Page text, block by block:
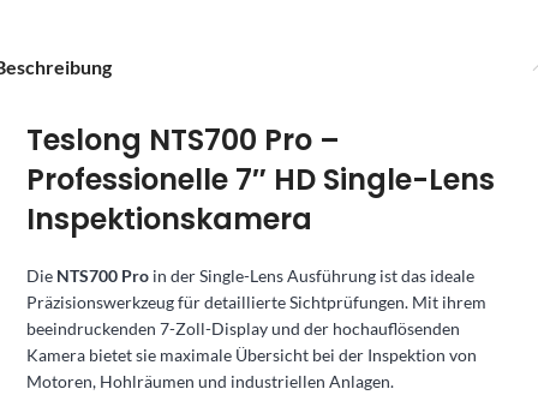
Teslong NTS700 Pro –
Professionelle 7″ HD Single-Lens
Inspektionskamera
Die NTS700 Pro in der Single-Lens Ausführung ist das ideale
Präzisionswerkzeug für detaillierte Sichtprüfungen. Mit ihrem
beeindruckenden 7-Zoll-Display und der hochauflösenden
Kamera bietet sie maximale Übersicht bei der Inspektion von
Motoren, Hohlräumen und industriellen Anlagen.